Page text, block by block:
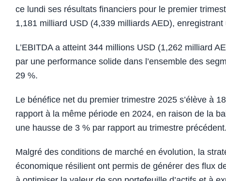
ce lundi ses résultats financiers pour le premier
1,181 milliard USD (4,339 milliards AED),
L’EBITDA a atteint 344 millions USD (1,262 milliard
par une performance solide dans l’ensemble des
29 %.
Le bénéfice net du premier trimestre 2025 s’élève à
rapport à la même période en 2024, en raison de la
une hausse de 3 % par rapport au trimestre précédent.
Malgré des conditions de marché en évolution, la
économique résilient ont permis de générer des flux